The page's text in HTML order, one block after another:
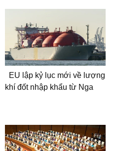
EU lập kỷ lục mới về lượng
khí đốt nhập khẩu từ Nga